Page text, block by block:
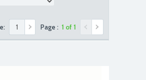
Page : 1 of 1